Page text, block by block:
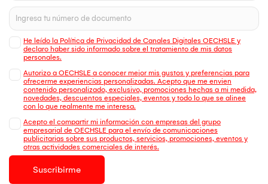
He leído la Política de Privacidad de Canales Digitales OECHSLE y
declaro haber sido informado sobre el tratamiento de mis datos
personales.
Autorizo a OECHSLE a conocer mejor mis gustos y preferencias para
ofrecerme experiencias personalizadas. Acepto que me envien
contenido personalizado, exclusivo, promociones hechas a mi medida,
novedades, descuentos especiales, eventos y todo lo que se alinee
con lo que realmente me interesa.
Acepto el compartir mi información con empresas del grupo
empresarial de OECHSLE para el envío de comunicaciones
publicitarias sobre sus productos, servicios, promociones, eventos y
otras actividades comerciales de interés.
Suscribirme